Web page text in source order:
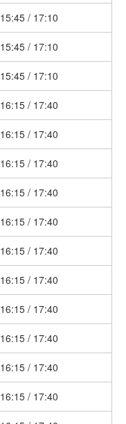
/ 17:10
/ 17:10
/ 17:10
/ 17:40
/ 17:40
/ 17:40
/ 17:40
/ 17:40
/ 17:40
/ 17:40
/ 17:40
/ 17:40
/ 17:40
/ 17:40